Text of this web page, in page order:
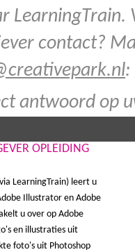
LearningTrain.
contact?
:
antwoord op
OPLEIDING
LearningTrain) leert u
Illustrator en Adobe
u over op Adobe
en illustraties uit
foto's uit Photoshop